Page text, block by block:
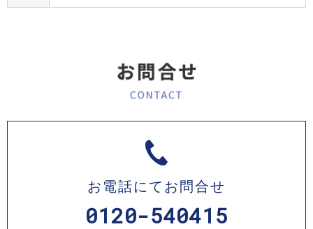
お電話にてお問合せ
0120-540415